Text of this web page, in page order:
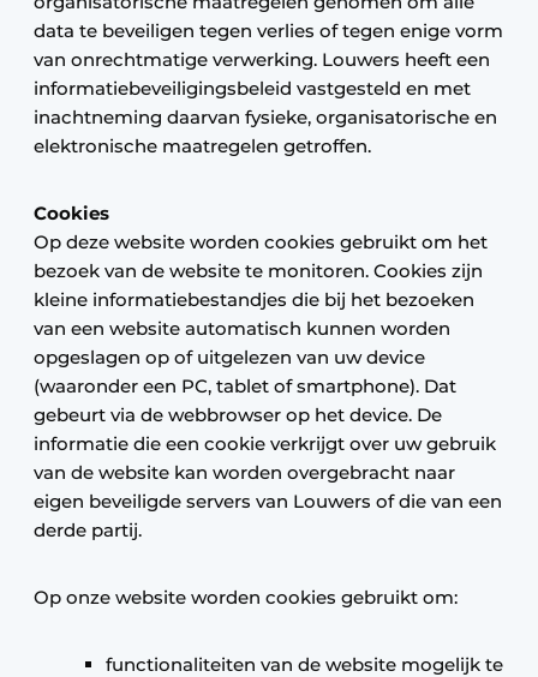
data te beveiligen tegen verlies of tegen enige vorm
van onrechtmatige verwerking. Louwers heeft een
informatiebeveiligingsbeleid vastgesteld en met
inachtneming daarvan fysieke, organisatorische en
elektronische maatregelen getroffen.
Cookies
Op deze website worden cookies gebruikt om het
bezoek van de website te monitoren. Cookies zijn
kleine informatiebestandjes die bij het bezoeken
van een website automatisch kunnen worden
opgeslagen op of uitgelezen van uw device
(waaronder een PC, tablet of smartphone). Dat
gebeurt via de webbrowser op het device. De
informatie die een cookie verkrijgt over uw gebruik
van de website kan worden overgebracht naar
eigen beveiligde servers van Louwers of die van een
derde partij.
Op onze website worden cookies gebruikt om:
functionaliteiten van de website mogelijk te